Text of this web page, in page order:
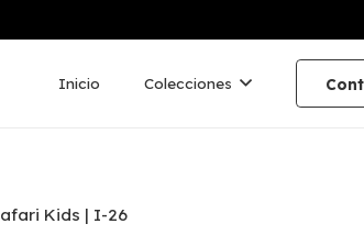
Inicio Colecciones
Kids | I-26